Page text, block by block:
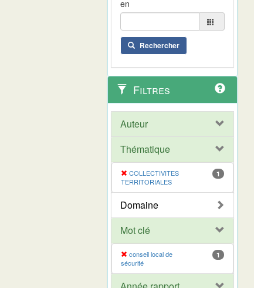
en
Rechercher
Filtres
Auteur
Thématique
COLLECTIVITES
TERRITORIALES
1
Domaine
Mot clé
conseil local de
sécurité
1